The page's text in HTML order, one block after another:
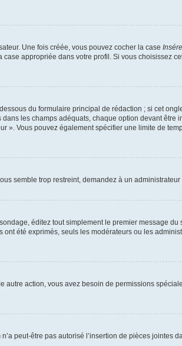
Une fois créée, vous pouvez cocher la case
appropriée dans votre profil. Si vous choisissez
du formulaire principal de rédaction ; si cet
les champs adéquats, chaque option devant être
». Vous pouvez également spécifier une limite de
semble trop restreint, demandez à un administrateur
éditez tout simplement le premier message
été exprimés, seuls les modérateurs ou les
action, vous avez besoin de permissions
peut-être pas autorisé l’insertion de pièces jointes